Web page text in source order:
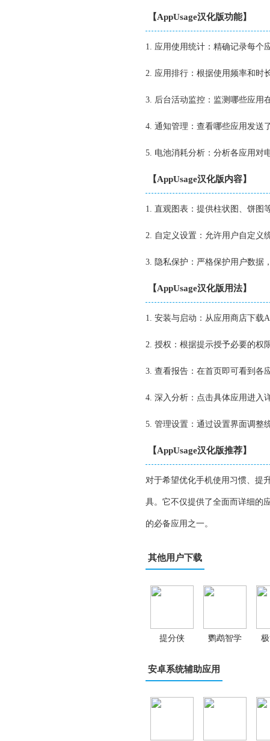
【AppUsage汉化版功能】
1. 应用使用统计：精确记录每个
2. 应用排行：根据使用频率和时
3. 后台活动监控：监测哪些应用
4. 通知管理：查看哪些应用发送
5. 电池消耗分析：分析各应用对
【AppUsage汉化版内容】
1. 直观图表：提供柱状图、饼图
2. 自定义设置：允许用户自定义
3. 隐私保护：严格保护用户数据
【AppUsage汉化版用法】
1. 安装与启动：从应用商店下载
2. 授权：根据提示授予必要的权
3. 查看报告：在首页即可看到各
4. 深入分析：点击具体应用进入
5. 管理设置：通过设置界面调整
【AppUsage汉化版推荐】
对于希望优化手机使用习惯、提
具。它不仅提供了全面而详细的
的必备应用之一。
其他用户下载
提分侠 鹦鹉智学
安卓系统辅助应用